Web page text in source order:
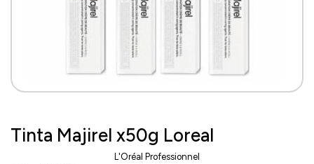
Tinta Majirel x50g Loreal
L'Oréal Professionnel